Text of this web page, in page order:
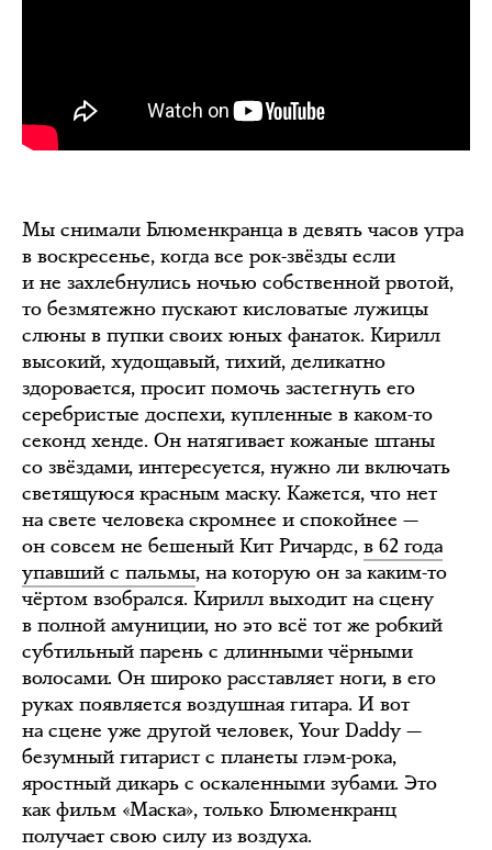
Мы снимали Блюменкранца в девять часов утра
в воскресенье, когда все рок-звёзды если
и не захлебнулись ночью собственной рвотой,
то безмятежно пускают кисловатые лужицы
слюны в пупки своих юных фанаток. Кирилл
высокий, худощавый, тихий, деликатно
здоровается, просит помочь застегнуть его
серебристые доспехи, купленные в каком-то
секонд хенде. Он натягивает кожаные штаны
со звёздами, интересуется, нужно ли включать
светящуюся красным маску. Кажется, что нет
на свете человека скромнее и спокойнее —
он совсем не бешеный Кит Ричардс, в 62 года
упавший с пальмы, на которую он за каким-то
чёртом взобрался. Кирилл выходит на сцену
в полной амуниции, но это всё тот же робкий
субтильный парень с длинными чёрными
волосами. Он широко расставляет ноги, в его
руках появляется воздушная гитара. И вот
на сцене уже другой человек, Your Daddy —
безумный гитарист с планеты глэм-рока,
яростный дикарь с оскаленными зубами. Это
как фильм «Маска», только Блюменкранц
получает свою силу из воздуха.